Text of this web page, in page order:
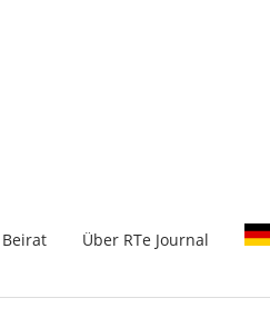
Beirat Über RTe Journal